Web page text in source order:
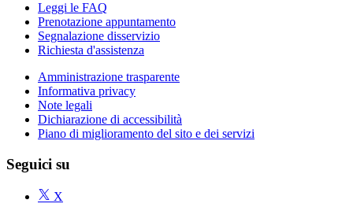
Leggi le FAQ
Prenotazione appuntamento
Segnalazione disservizio
Richiesta d'assistenza
Amministrazione trasparente
Informativa privacy
Note legali
Dichiarazione di accessibilità
Piano di miglioramento del sito e dei servizi
Seguici su
X